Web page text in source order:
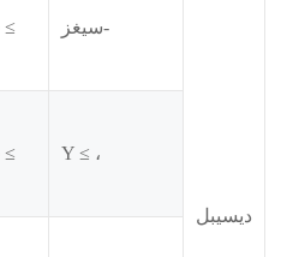
سيغز ≤ سيغز-
ديسيبل
سيغز ≤ Y ≤ ،